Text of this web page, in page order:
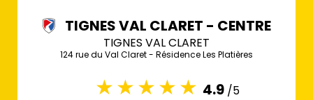
TIGNES VAL CLARET - CENTRE
TIGNES VAL CLARET
124 rue du Val Claret - Résidence Les Platières
4.9 /5